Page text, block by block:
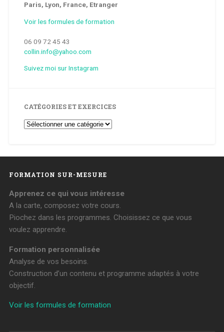
Paris, Lyon, France, Etranger
Voir les formules de formation
06 09 72 45 43
collin.info@yahoo.com
Suivez moi sur Instagram
CATÉGORIES ET EXERCICES
Catégories
et
FORMATION SUR-MESURE
Apprenez ce qui vous intéresse
A la carte, composez votre cours.
Piochez dans les programmes. Choisissez ce que vous
voulez apprendre.
Formation personnalisée
Analyse de vos besoins.
Construction d’un contenu et programme adaptés à votre
objectif.
Voir les formules de formation